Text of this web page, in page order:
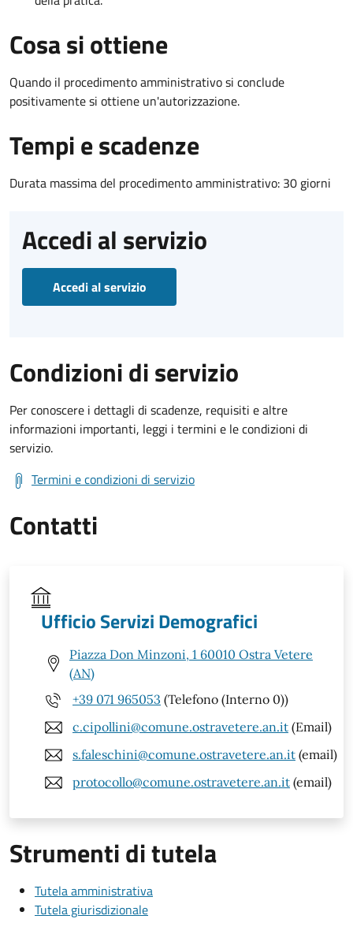
Cosa si ottiene
Quando il procedimento amministrativo si conclude
positivamente si ottiene un'autorizzazione.
Tempi e scadenze
Durata massima del procedimento amministrativo: 30 giorni
Accedi al servizio
Accedi al servizio
Condizioni di servizio
Per conoscere i dettagli di scadenze, requisiti e altre
informazioni importanti, leggi i termini e le condizioni di
servizio.
Termini e condizioni di servizio
Contatti
Ufficio Servizi Demografici
Piazza Don Minzoni, 1 60010 Ostra Vetere
(AN)
+39 071 965053 (Telefono (Interno 0))
c.cipollini@comune.ostravetere.an.it (Email)
s.faleschini@comune.ostravetere.an.it (email)
protocollo@comune.ostravetere.an.it (email)
Strumenti di tutela
Tutela amministrativa
Tutela giurisdizionale